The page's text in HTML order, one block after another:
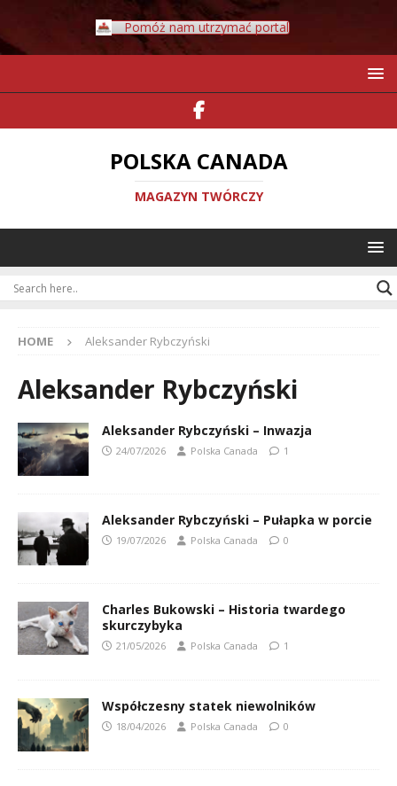
Pomóż nam utrzymać portal
POLSKA CANADA
MAGAZYN TWÓRCZY
HOME Aleksander Rybczyński
Aleksander Rybczyński
Aleksander Rybczyński – Inwazja
24/07/2026 Polska Canada 1
Aleksander Rybczyński – Pułapka w porcie
19/07/2026 Polska Canada 0
Charles Bukowski – Historia twardego
skurczybyka
21/05/2026 Polska Canada 1
Współczesny statek niewolników
18/04/2026 Polska Canada 0